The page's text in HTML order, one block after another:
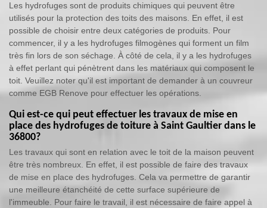
Les hydrofuges sont de produits chimiques qui peuvent être
utilisés pour la protection des toits des maisons. En effet, il est
possible de choisir entre deux catégories de produits. Pour
commencer, il y a les hydrofuges filmogènes qui forment un film
très fin lors de son séchage. À côté de cela, il y a les hydrofuges
à effet perlant qui pénètrent dans les matériaux qui composent le
toit. Veuillez noter qu'il est important de demander à un couvreur
comme EGB Renove pour effectuer les opérations.
Qui est-ce qui peut effectuer les travaux de mise en
place des hydrofuges de toiture à Saint Gaultier dans le
36800?
Les travaux qui sont en relation avec le toit de la maison peuvent
être très nombreux. En effet, il est possible de faire des travaux
de mise en place des hydrofuges. Cela va permettre de garantir
une meilleure étanchéité de cette surface supérieure de
l'immeuble. Pour faire le travail, il est nécessaire de faire appel à